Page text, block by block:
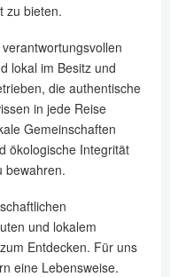
zu bieten.
lokal im Besitz und
die authentische
in jede Reise
Gemeinschaften
ökologische Integrität
bewahren.
und lokalem
Entdecken. Für uns
eine Lebensweise.